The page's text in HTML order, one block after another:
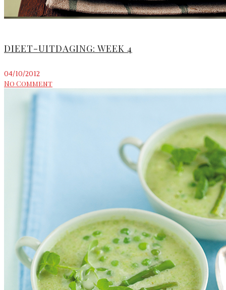
DIEET-UITDAGING: WEEK 4
04/10/2012
No Comment